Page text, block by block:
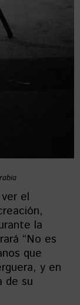
el
la
“No es
que
y en
de su